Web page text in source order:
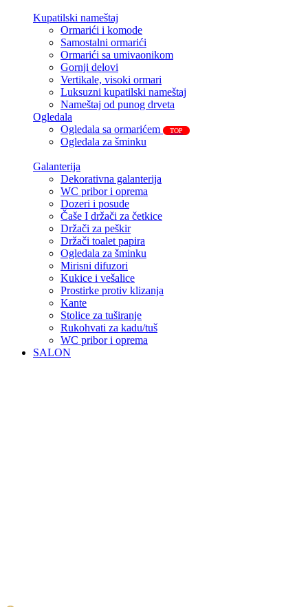
Kupatilski nameštaj
Ormarići i komode
Samostalni ormarići
Ormarići sa umivaonikom
Gornji delovi
Vertikale, visoki ormari
Luksuzni kupatilski nameštaj
Nameštaj od punog drveta
Ogledala
Ogledala sa ormarićem
TOP
Ogledala za šminku
Galanterija
Dekorativna galanterija
WC pribor i oprema
Dozeri i posude
Čaše I držači za četkice
Držači za peškir
Držači toalet papira
Ogledala za šminku
Mirisni difuzori
Kukice i vešalice
Prostirke protiv klizanja
Kante
Stolice za tuširanje
Rukohvati za kadu/tuš
WC pribor i oprema
SALON